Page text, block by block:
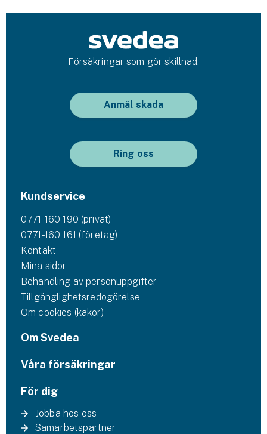
Försäkringar som gör skillnad.
Anmäl skada
Ring oss
Kundservice
0771-160 190 (privat)
0771-160 161 (företag)
Kontakt
Mina sidor
Behandling av personuppgifter
Tillgänglighetsredogörelse
Om cookies (kakor)
Om Svedea
Våra försäkringar
För dig
Jobba hos oss
Samarbetspartner